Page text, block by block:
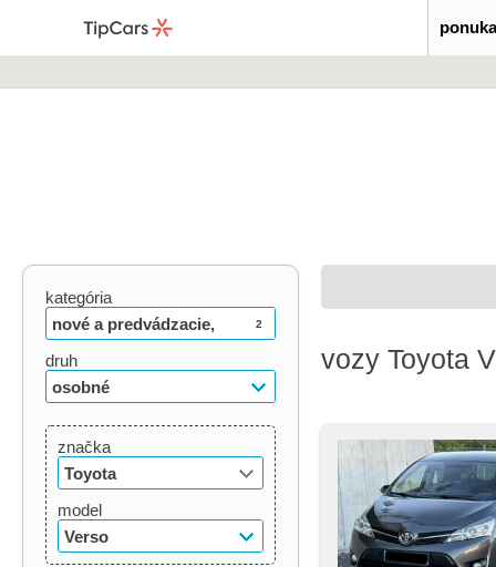
kategória
nové a predvádzacie,
ojazdené
2
druh
osobné
značka
Toyota
model
Verso
vozy Toyota